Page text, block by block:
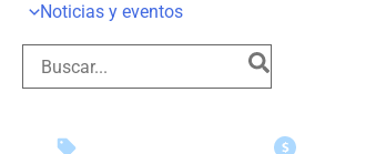
Noticias y eventos